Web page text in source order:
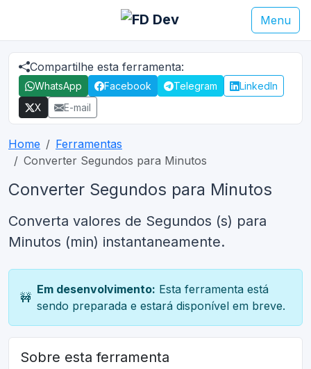
Menu
Compartilhe esta ferramenta:
WhatsApp Facebook Telegram
LinkedIn
X
E-mail
Home
Ferramentas
Converter Segundos para Minutos
Converter Segundos para Minutos
Converta valores de Segundos (s) para
Minutos (min) instantaneamente.
🚧
Em desenvolvimento: Esta ferramenta está
sendo preparada e estará disponível em breve.
Sobre esta ferramenta